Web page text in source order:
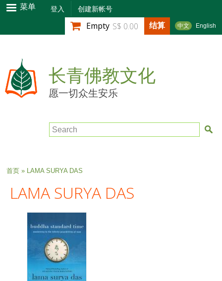
跳
转
到
内
容
菜单 登入 创建新帐号
中文 English
Empty S$ 0.00 结算
长青佛教文化
愿一切众生安乐
Search
当前位置
首页» LAMA SURYA DAS
LAMA SURYA DAS